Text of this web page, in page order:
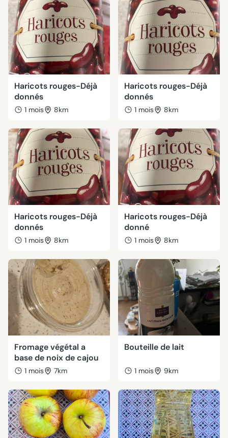
Haricots rouges-Déjà
donnés
1 mois 8km
Haricots rouges-Déjà
donnés
1 mois 8km
Haricots rouges-Déjà
donnés
1 mois 8km
Haricots rouges-Déjà
donné
1 mois 8km
Fromage végétal a
base de noix de cajou
1 mois 7km
Bouteille de lait
1 mois 9km